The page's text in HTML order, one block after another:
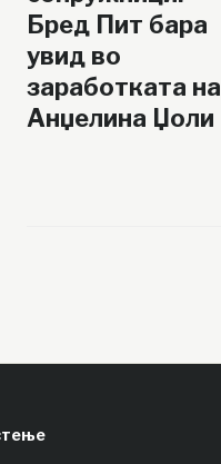
Бред Пит бара
увид во
заработката на
Анџелина Џоли